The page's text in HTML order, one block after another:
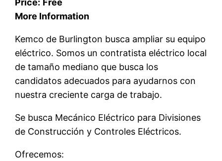
Price: Free
More Information
Kemco de Burlington busca ampliar su equipo
eléctrico. Somos un contratista eléctrico local
de tamaño mediano que busca los
candidatos adecuados para ayudarnos con
nuestra creciente carga de trabajo.
Se busca Mecánico Eléctrico para Divisiones
de Construcción y Controles Eléctricos.
Ofrecemos: